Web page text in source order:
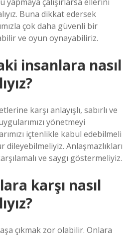
Buna dikkat edersek
çok daha güvenli bir
ve oyun oynayabiliriz.
insanlara nasıl
karşı anlayışlı, sabırlı ve
yönetmeyi
içtenlikle kabul edebilmeli
Anlaşmazlıkları
ve saygı göstermeliyiz.
karşı nasıl
çıkmak zor olabilir. Onlara